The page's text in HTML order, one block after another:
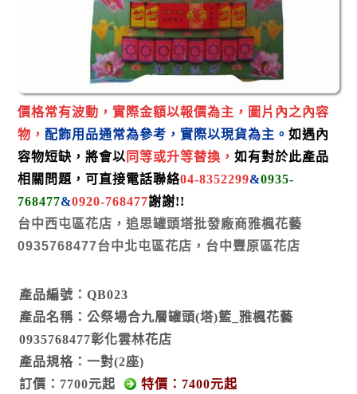
價格常有波動，實際金額以報價為主， 圖片內之內容
物， 配飾用品通常為參考，實際以現貨為主。如遇內
容物短缺，將會以 同等或升等替換，如有對於此產品
相關 問題，可直接電話聯絡04-8352299&0935-
768477&0920-768477謝謝!!
台中西屯區花店，追思罐頭塔批發廠商雅楓花藝
0935768477台中北屯區花店，台中豐原區花店
產品編號：QB023
產品名稱：公祭場合九層罐頭(塔)籃_雅楓花藝
0935768477彰化雲林花店
產品規格：一對(2座)
訂價：7700元起
特價：7400元起